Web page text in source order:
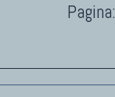
Vecchi E Nuovi
Pagina: